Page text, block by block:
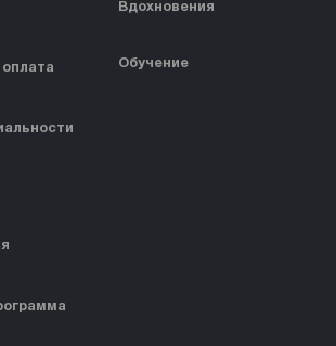
Вдохновения
Обучение